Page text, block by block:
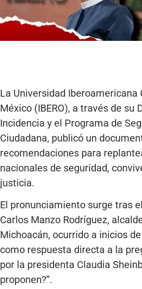
La Universidad Iberoamericana
México (IBERO), a través de su
Incidencia y el Programa de
Ciudadana, publicó un
recomendaciones para
nacionales de seguridad,
justicia.
El pronunciamiento surge tras
Carlos Manzo Rodríguez,
Michoacán, ocurrido a inicios
como respuesta directa a la
por la presidenta Claudia
proponen?”.